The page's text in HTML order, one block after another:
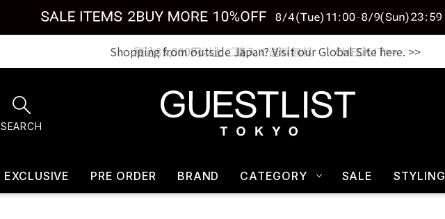
税込33,000円以上ご購入で送料無料 CHECK IT>>
SEARCH
EXCLUSIVE PRE ORDER BRAND CATEGORY SALE STYLING